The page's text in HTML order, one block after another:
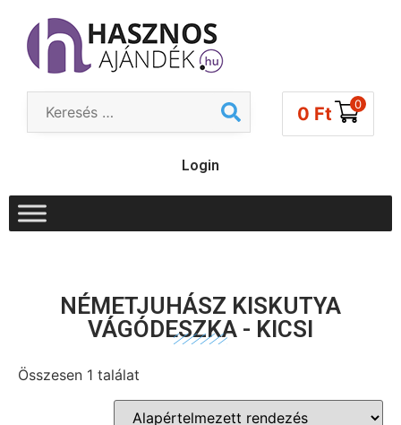
0 Ft 0
Login
NÉMETJUHÁSZ KISKUTYA
VÁGÓDESZKA - KICSI
Összesen 1 találat